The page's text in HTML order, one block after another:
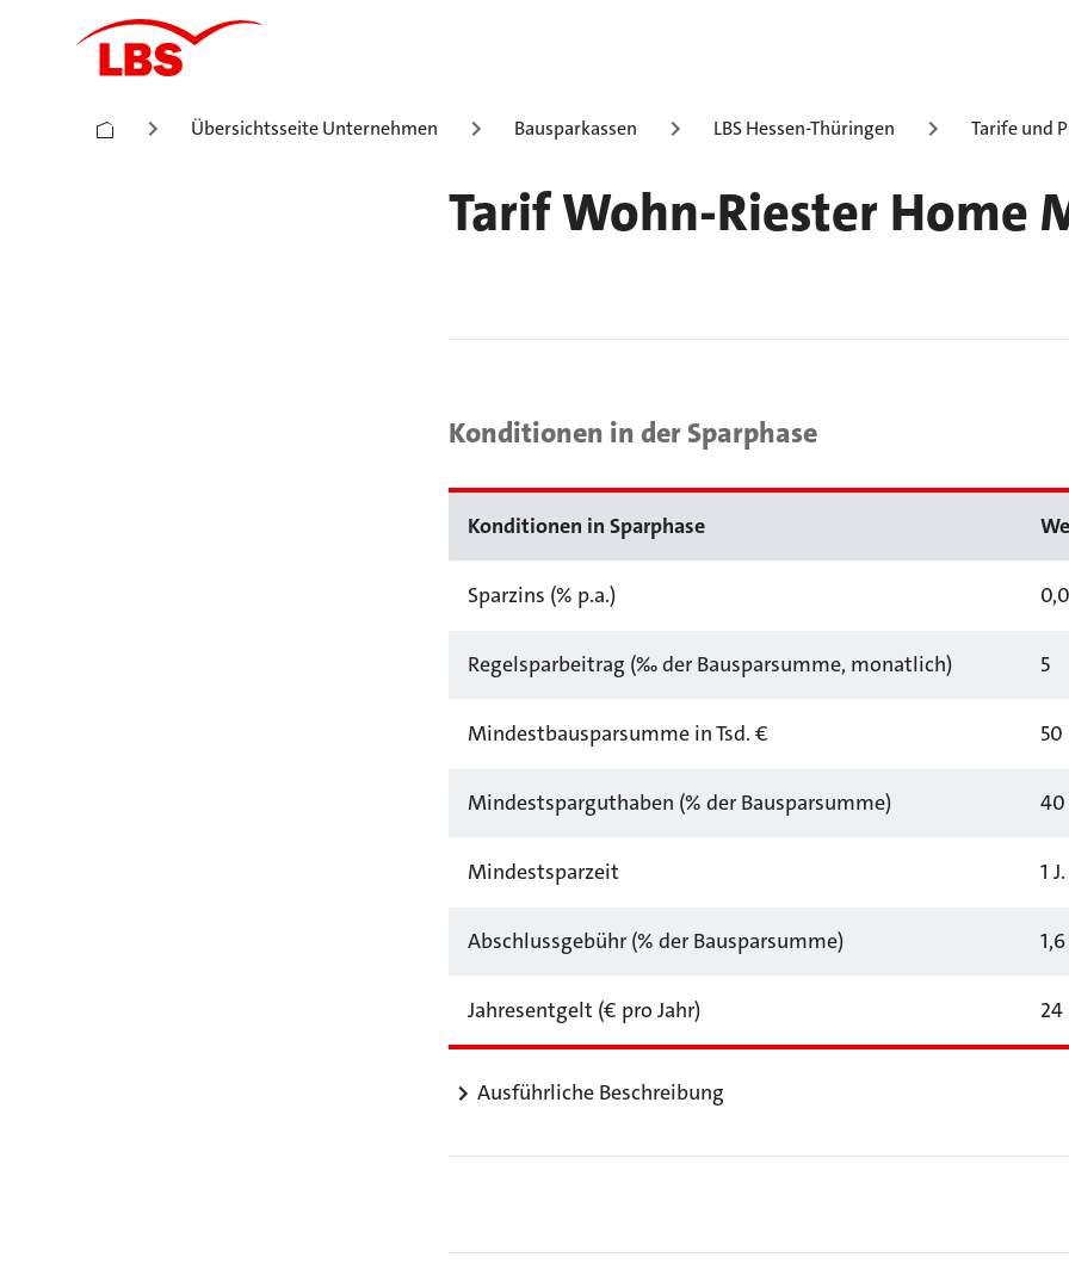
Übersichtsseite Unternehmen Bausparkassen LBS Hessen-Thüringen Tarife und
Tarif Wohn-Riester Home
Konditionen in der Sparphase
Konditionen in Sparphase
Sparzins (% p.a.)
Regelsparbeitrag (‰ der Bausparsumme, monatlich) 5
Mindestbausparsumme in Tsd. € 50
Mindestsparguthaben (% der Bausparsumme) 40
Mindestsparzeit 1
Abschlussgebühr (% der Bausparsumme)
Jahresentgelt (€ pro Jahr) 24
Ausführliche Beschreibung